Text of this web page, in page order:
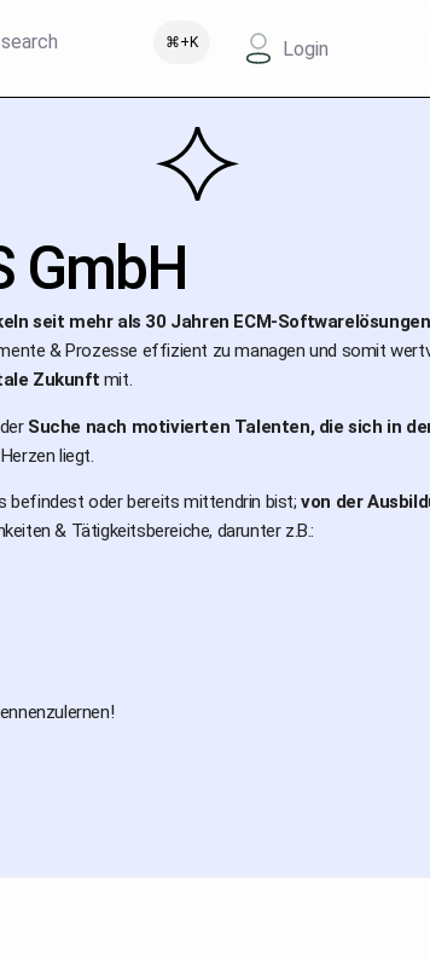
⌘+K Login
GmbH
seit mehr als 30 Jahren ECM-Softwarelösungen
& Prozesse effizient zu managen und somit
Zukunft mit.
Suche nach motivierten Talenten, die sich in
liegt.
befindest oder bereits mittendrin bist;von der
& Tätigkeitsbereiche, darunter z.B.: